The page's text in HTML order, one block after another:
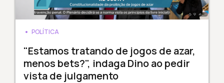
POLÍTICA
"Estamos tratando de jogos de azar,
menos bets?", indaga Dino ao pedir
vista de julgamento